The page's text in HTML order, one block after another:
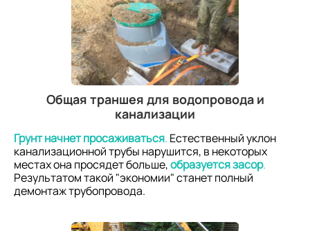
Общая траншея для водопровода и
канализации
Грунт начнет просаживаться. Естественный уклон
канализационной трубы нарушится, в некоторых
местах она просядет больше,образуется засор.
Результатом такой "экономии" станет полный
демонтаж трубопровода.